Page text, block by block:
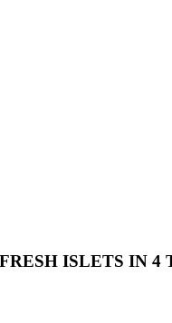
ISLETS IN 4